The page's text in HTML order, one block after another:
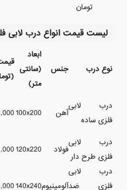
تومان
لیست قیمت انواع درب لابی
نوع درب جنس
ابعاد
(سانتی
متر)
درب لابی
فلزی ساده
آهن 100x200
درب لابی
فلزی طرح دار
فولاد 120x220
درب لابی
فلزی ضدآلومینیوم140x240